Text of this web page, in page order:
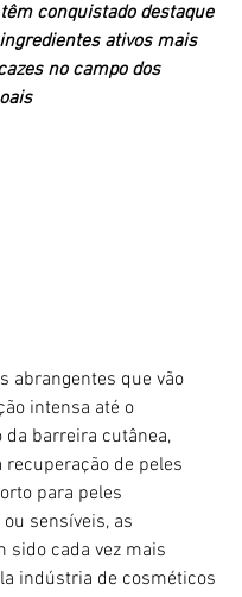
conquistado destaque
ativos mais
no campo dos
abrangentes que vão
intensa até o
barreira cutânea,
recuperação de peles
para peles
sensíveis, as
sido cada vez mais
indústria de cosméticos